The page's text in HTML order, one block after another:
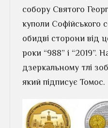
собору Святого
куполи Софійського
обидві сторони від
роки “988” і “2019”.
дзеркальному тлі
який підписує Томос.